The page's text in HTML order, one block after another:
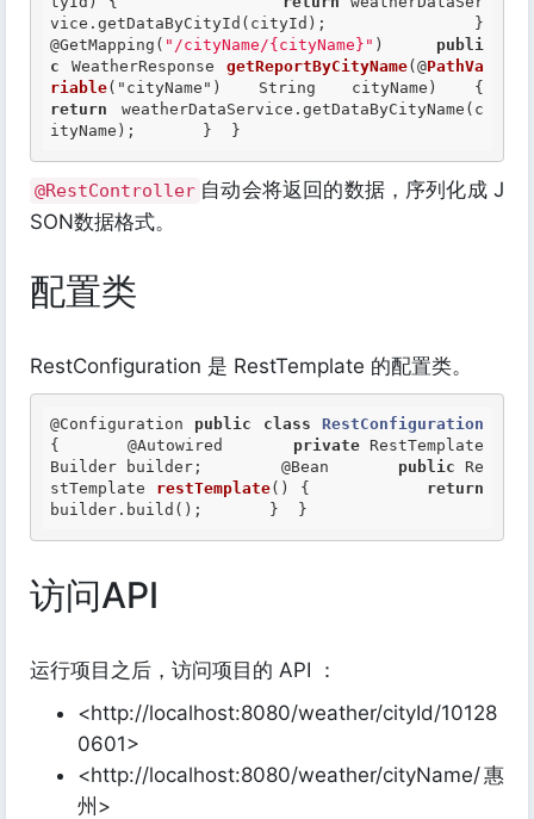
@GetMapping ( "/cityName/{cityName}"
publi
c WeatherResponse getReportByCityName(@PathVa
riable
return weatherDataService.getDataByCityName(c
ityName); 	}  }
@RestController 自动会将返回的数据，序列化成 J
SON数据格式。
配置类
RestConfiguration 是 RestTemplate 的配置类。
@Configuration public class
RestConfiguration
{
@Autowired private RestTemplate
Builder builder; @Bean public Re
stTemplate restTemplate() { return
builder.build();       }  }
访问API
运行项目之后，访问项目的 API ：
<http://localhost:8080/weather/cityId/10128
0601>
<http://localhost:8080/weather/cityName/惠
州>